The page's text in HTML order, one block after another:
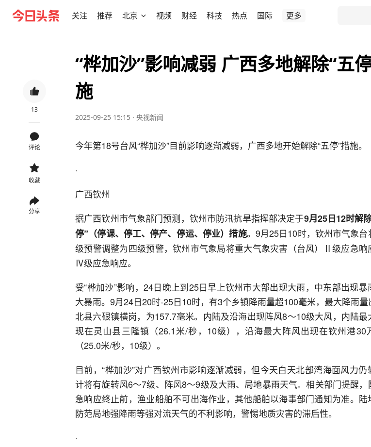
关注 推荐 北京 视频 财经 科技 热点 国际 更多
13
评论
收藏
分享
“桦加沙”影响减弱 广西多地解除“五
施
2025-09-25 15:15 · 央视新闻
今年第18号台风“桦加沙”目前影响逐渐减弱，广西多地开始解除“五停”措施。
·
广西钦州
据广西钦州市气象部门预测，钦州市防汛抗旱指挥部决定于9月25日12时解
停”（停课、停工、停产、停运、停业）措施。9月25日10时，钦州市气象台
级预警调整为四级预警，钦州市气象局将重大气象灾害（台风）Ⅱ级应急响
Ⅳ级应急响应。
受“桦加沙”影响，24日晚上到25日早上钦州市大部出现大雨，中东部出现暴
大暴雨。9月24日20时-25日10时，有3个乡镇降雨量超100毫米，最大降雨
北县六硍镇横岗，为157.7毫米。内陆及沿海出现阵风8～10级大风，内陆最
现在灵山县三隆镇（26.1米/秒，10级），沿海最大阵风出现在钦州港30
（25.0米/秒，10级）。
目前，“桦加沙”对广西钦州市影响逐渐减弱，但今天白天北部湾海面风力仍
计将有旋转风6～7级、阵风8～9级及大雨、局地暴雨天气。相关部门提醒，
急响应终止前，渔业船舶不可出海作业，其他船舶以海事部门通知为准。陆
防范局地强降雨等强对流天气的不利影响，警惕地质灾害的滞后性。
·